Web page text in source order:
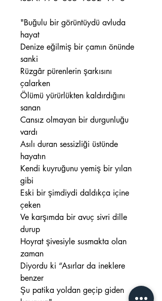
"Buğulu bir görüntüydü avluda
hayat
Denize eğilmiş bir çamın önünde
sanki
Rüzgâr pürenlerin şarkısını
çalarken
Ölümü yürürlükten kaldırdığını
sanan
Cansız olmayan bir durgunluğu
vardı
Asılı duran sessizliği üstünde
hayatın
Kendi kuyruğunu yemiş bir yılan
gibi
Eski bir şimdiydi daldıkça içine
çeken
Ve karşımda bir avuç sivri dille
durup
Hoyrat şivesiyle susmakta olan
zaman
Diyordu ki “Asırlar da ineklere
benzer
Şu patika yoldan geçip giden